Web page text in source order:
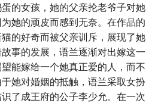
的女孩，她的父亲抡老爷子对她
她的顽皮而感到无奈。在作品的
的好奇而被父亲训斥，展现了她
事的发展，语兰逐渐对出嫁这一
能嫁给一个她真正爱的人，而不
她对婚姻的抵触，语兰采取女扮
了成王府的公子李少允。在一次